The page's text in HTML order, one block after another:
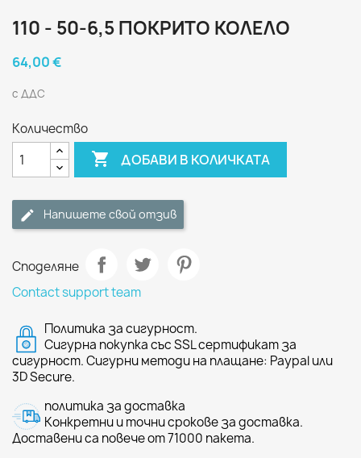
110 - 50-6,5 ПОКРИТО КОЛЕЛО
64,00 €
с ДДС
Количество
 ДОБАВИ В КОЛИЧКАТА
Напишете свой отзив
Споделяне
Contact support team
Политика за сигурност.
Сигурна покупка със SSL сертификат за
сигурност. Сигурни методи на плащане: Paypal или
3D Secure.
политика за доставка
Конкретни и точни срокове за доставка.
Доставени са повече от 71000 пакета.